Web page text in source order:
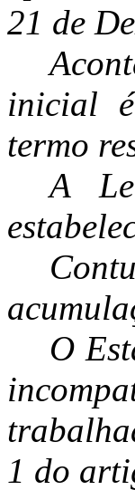
21 de
inicial
termo
A
O
1 do